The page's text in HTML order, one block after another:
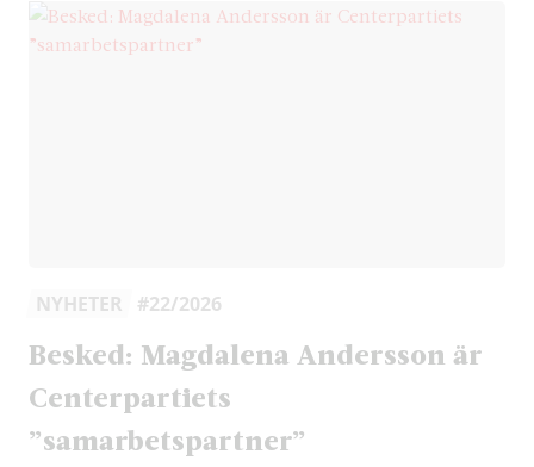
NYHETER #22/2026
Besked: Magdalena Andersson är
Centerpartiets
”samarbetspartner”